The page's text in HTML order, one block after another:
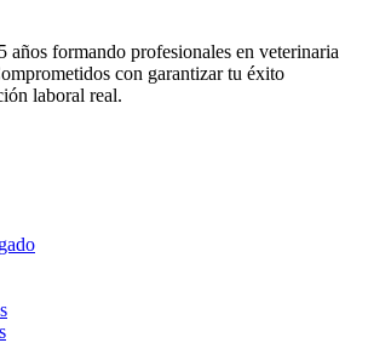
años formando profesionales en veterinaria
con garantizar tu éxito
laboral real.